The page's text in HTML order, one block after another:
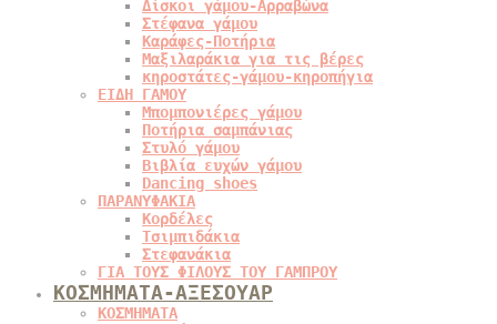
Δίσκοι γάμου-Αρραβώνα
Στέφανα γάμου
Καράφες-Ποτήρια
Μαξιλαράκια για τις βέρες
κηροστάτες-γάμου-κηροπήγια
ΕΙΔΗ ΓΑΜΟΥ
Μπομπονιέρες γάμου
Ποτήρια σαμπάνιας
Στυλό γάμου
Βιβλία ευχών γάμου
Dancing shoes
ΠΑΡΑΝΥΦΑΚΙΑ
Κορδέλες
Τσιμπιδάκια
Στεφανάκια
ΓΙΑ ΤΟΥΣ ΦΙΛΟΥΣ ΤΟΥ ΓΑΜΠΡΟΥ
ΚΟΣΜΗΜΑΤΑ-ΑΞΕΣΟΥΑΡ
ΚΟΣΜΗΜΑΤΑ